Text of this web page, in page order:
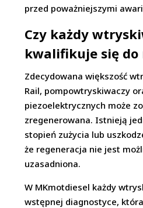
przed poważniejszymi
Czy każdy
kwalifikuje się do
Zdecydowana większość
Rail, pompowtryskiwaczy
piezoelektrycznych może
zregenerowana. Istnieją
stopień zużycia lub
że regeneracja nie jest
uzasadniona.
W MKmotdiesel każdy
wstępnej diagnostyce,